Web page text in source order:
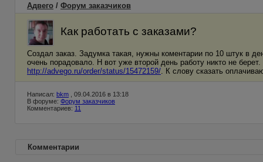
Адвего / Форум заказчиков
Как работать с заказами?
Создал заказ. Задумка такая, нужны коментарии по 10 штук в
очень порадовало. Н вот уже второй день работу никто не
http://advego.ru/order/status/15472159/. К слову сказать
Написал: bkm , 09.04.2016 в 13:18
В форуме: Форум заказчиков
Комментариев: 11
Комментарии